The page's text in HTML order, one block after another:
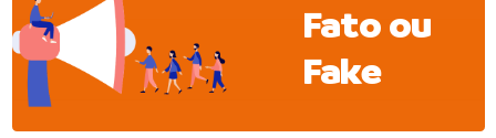
Fato ou
Fake